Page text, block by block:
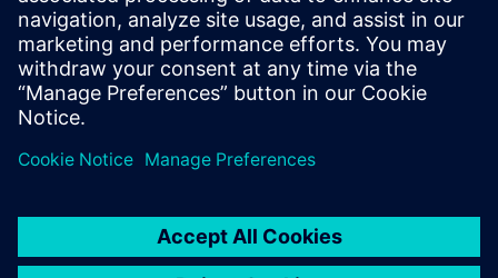
は、明日の重機の開発を加速して、規制に対応した
生産性の高い未来を実現します。この新しい電子ブ
ックで詳細をご覧ください。